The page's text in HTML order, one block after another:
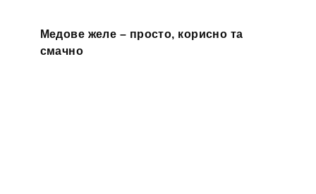
Медове желе – просто, корисно та
смачно